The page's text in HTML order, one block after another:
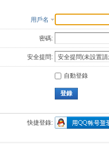
用戶名
密碼:
安全提問:
自動登錄
登錄
快捷登錄: